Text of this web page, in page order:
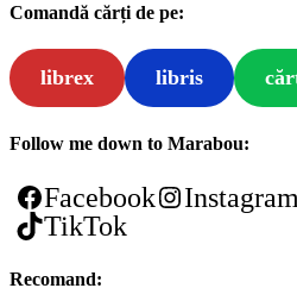
Comandă cărți de pe:
librex libris
Follow me down to Marabou:
Facebook Instagram
TikTok
Recomand: